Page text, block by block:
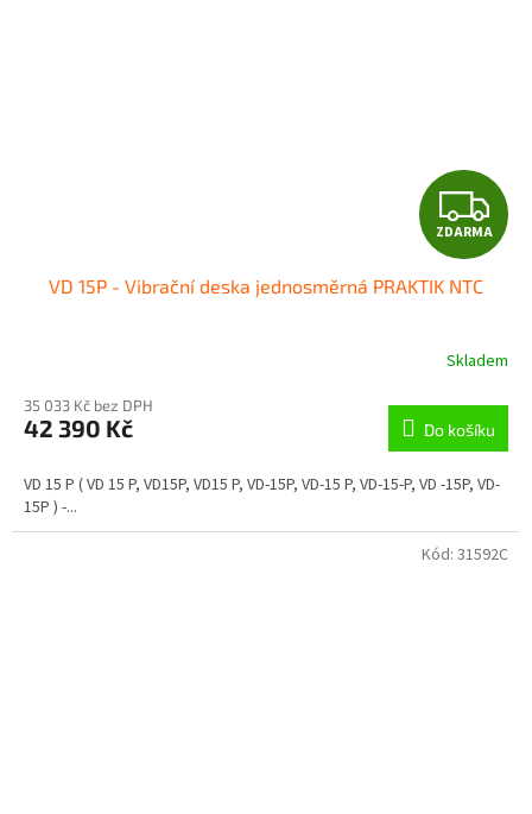
Z
D
R
M
A
ZDARMA
VD 15P - Vibrační deska jednosměrná PRAKTIK NTC
Skladem
35 033 Kč bez DPH
42 390 Kč Do košíku
VD 15 P ( VD 15 P, VD15P, VD15 P, VD-15P, VD-15 P, VD-15-P, VD -15P, VD-
15P ) -...
Kód: 31592C